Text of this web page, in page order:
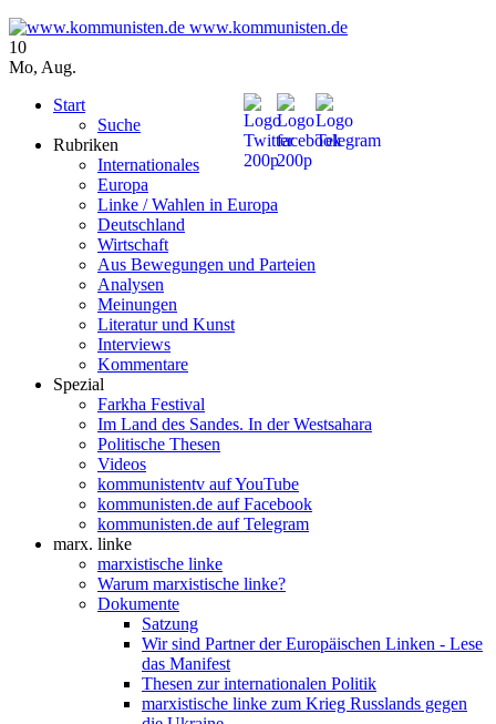
www.kommunisten.de
10
Mo, Aug.
Start
Suche
Rubriken
Internationales
Europa
Linke / Wahlen in Europa
Deutschland
Wirtschaft
Aus Bewegungen und Parteien
Analysen
Meinungen
Literatur und Kunst
Interviews
Kommentare
Spezial
Farkha Festival
Im Land des Sandes. In der Westsahara
Politische Thesen
Videos
kommunistentv auf YouTube
kommunisten.de auf Facebook
kommunisten.de auf Telegram
marx. linke
marxistische linke
Warum marxistische linke?
Dokumente
Satzung
Wir sind Partner der Europäischen Linken - Lese
das Manifest
Thesen zur internationalen Politik
marxistische linke zum Krieg Russlands gegen